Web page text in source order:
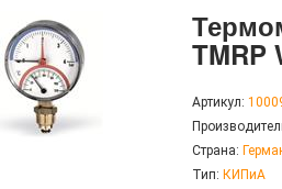
TMRP
Артикул:
Страна:
Тип: КИПиА